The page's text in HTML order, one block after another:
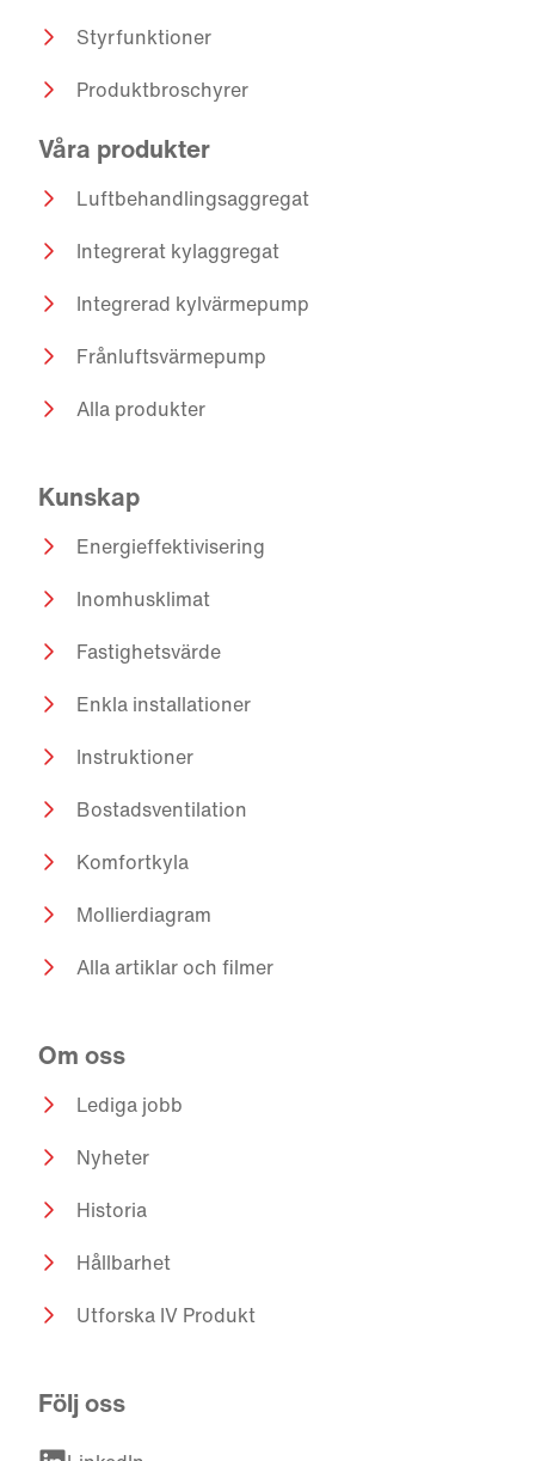
Styrfunktioner
Produktbroschyrer
Våra produkter
Luftbehandlingsaggregat
Integrerat kylaggregat
Integrerad kylvärmepump
Frånluftsvärmepump
Alla produkter
Kunskap
Energieffektivisering
Inomhusklimat
Fastighetsvärde
Enkla installationer
Instruktioner
Bostadsventilation
Komfortkyla
Mollierdiagram
Alla artiklar och filmer
Om oss
Lediga jobb
Nyheter
Historia
Hållbarhet
Utforska IV Produkt
Följ oss